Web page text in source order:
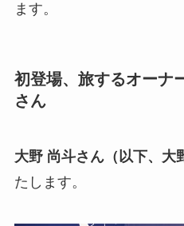
ます。
初登場、旅するオーナ
さん
大野 尚斗さん（以下、大
たします。